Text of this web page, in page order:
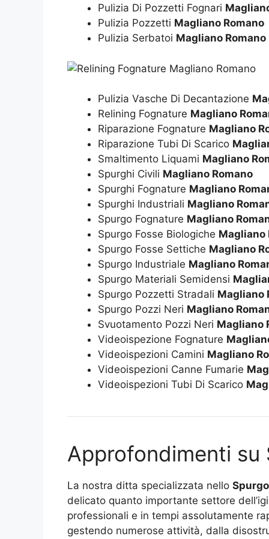
Pulizia Di Pozzetti Fognari
Pulizia Pozzetti Magliano Romano
Pulizia Serbatoi Magliano Romano
Pulizia Vasche Di Decantazione
Relining Fognature Magliano
Riparazione Fognature Magliano
Riparazione Tubi Di Scarico
Smaltimento Liquami Magliano
Spurghi Civili Magliano Romano
Spurghi Fognature Magliano
Spurghi Industriali Magliano
Spurgo Fognature Magliano
Spurgo Fosse Biologiche Magliano
Spurgo Fosse Settiche Magliano
Spurgo Industriale Magliano
Spurgo Materiali Semidensi
Spurgo Pozzetti Stradali Magliano
Spurgo Pozzi Neri Magliano
Svuotamento Pozzi Neri Magliano
Videoispezione Fognature
Videoispezioni Camini Magliano
Videoispezioni Canne Fumarie
Videoispezioni Tubi Di Scarico
Approfondimenti su
La nostra ditta specializzata nello
delicato quanto importante settore
professionali e in tempi assolutamente
gestendo numerose attività, dalla